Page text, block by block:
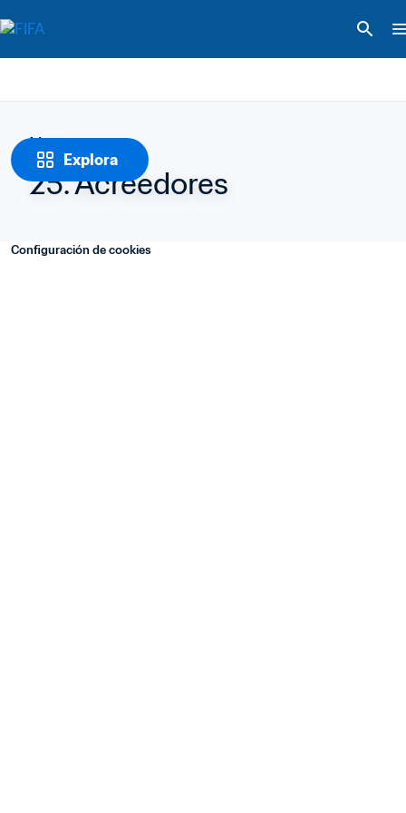
Explora
Notas
25. Acreedores
Configuración de cookies